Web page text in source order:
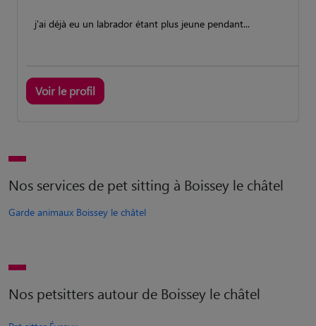
j'ai déjà eu un labrador étant plus jeune pendant...
Voir le profil
Nos services de pet sitting à Boissey le châtel
Garde animaux Boissey le châtel
Nos petsitters autour de Boissey le châtel